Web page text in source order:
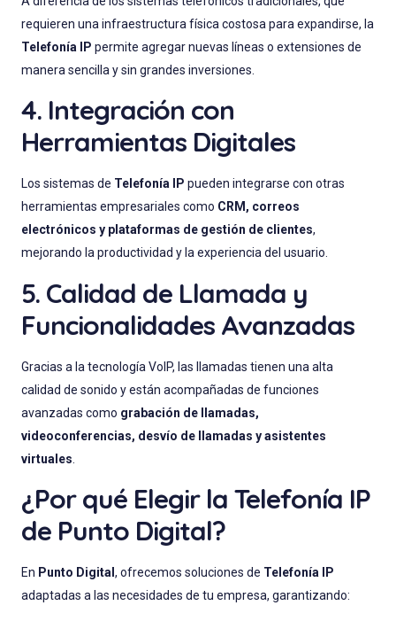
requieren una infraestructura física costosa para expandirse, la
Telefonía IP permite agregar nuevas líneas o extensiones de
manera sencilla y sin grandes inversiones.
4. Integración con
Herramientas Digitales
Los sistemas de Telefonía IP pueden integrarse con otras
herramientas empresariales como CRM, correos
electrónicos y plataformas de gestión de clientes,
mejorando la productividad y la experiencia del usuario.
5. Calidad de Llamada y
Funcionalidades Avanzadas
Gracias a la tecnología VoIP, las llamadas tienen una alta
calidad de sonido y están acompañadas de funciones
avanzadas como grabación de llamadas,
videoconferencias, desvío de llamadas y asistentes
virtuales
¿Por qué Elegir la Telefonía IP
de Punto Digital?
En Punto Digital , ofrecemos soluciones de Telefonía IP
adaptadas a las necesidades de tu empresa, garantizando: